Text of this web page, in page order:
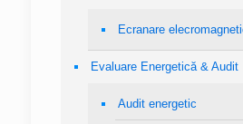
Ecranare
Evaluare Energetică & Audit
Audit energetic